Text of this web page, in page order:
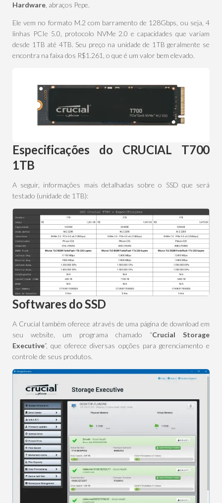
Hardware , abraços Pepe.
Ele vem no formato M.2 com barramento de 128Gbps, ou seja, 4
linhas PCIe 5.0, protocolo NVMe 2.0 e capacidades que variam
desde 1TB até 4TB. Seu preço na unidade de 1TB geralmente se
encontra na faixa dos R$1.261, o que é um valor bem elevado.
Especificações do CRUCIAL T700
1TB
A seguir, informações mais detalhadas sobre o SSD que será
testado (unidade de 1TB):
Softwares do SSD
A Crucial também oferece através de uma página de download em
seu website, um programa chamado “Crucial Storage
Executive”, que oferece diversas opções para gerenciamento e
controle de seus produtos.